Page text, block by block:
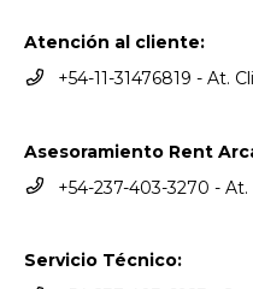
Atención al cliente:
+54-11-31476819 - At.
Asesoramiento Rent
+54-237-403-3270 -
Servicio Técnico: